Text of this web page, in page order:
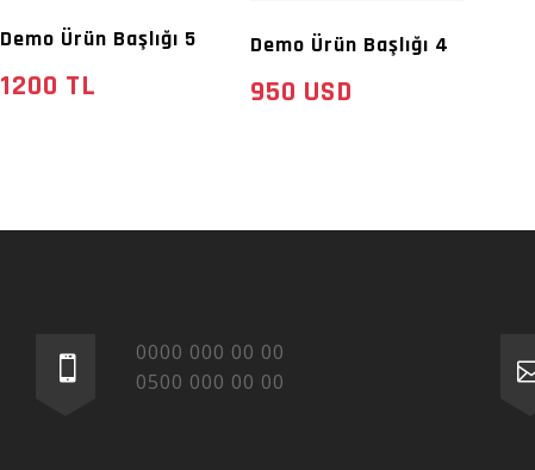
Demo Ürün Başlığı 5
1200 TL
Demo Ürün Başlığı 4
950 USD
0000 000 00 00
0500 000 00 00